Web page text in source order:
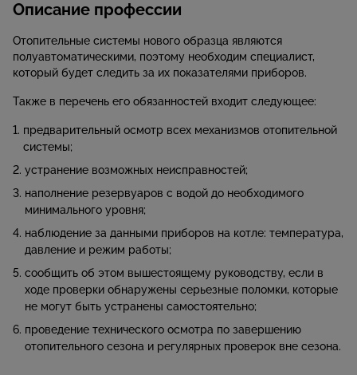
Описание профессии
Отопительные системы нового образца являются
полуавтоматическими, поэтому необходим специалист,
который будет следить за их показателями приборов.
Также в перечень его обязанностей входит следующее:
предварительный осмотр всех механизмов отопительной
системы;
устранение возможных неисправностей;
наполнение резервуаров с водой до необходимого
минимального уровня;
наблюдение за данными приборов на котле: температура,
давление и режим работы;
сообщить об этом вышестоящему руководству, если в
ходе проверки обнаружены серьезные поломки, которые
не могут быть устранены самостоятельно;
проведение технического осмотра по завершению
отопительного сезона и регулярных проверок вне сезона.